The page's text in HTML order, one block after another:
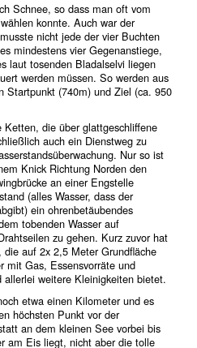
Schnee, so dass man oft vom
konnte. Auch war der
nicht jede der vier Buchten
mindestens vier Gegenanstiege,
laut tosenden Bladalselvi liegen
werden müssen. So werden aus
Startpunkt (740m) und Ziel (ca. 950
die über glattgeschliffene
auch ein Dienstweg zu
Nur so ist
Knick Richtung Norden den
an einer Engstelle
(alles Wasser, dass der
ein ohrenbetäubendes
tobenden Wasser auf
zu gehen. Kurz zuvor hat
auf 2x 2,5 Meter Grundfläche
mit Gas, Essensvorräte und
allerlei weitere Kleinigkeiten bietet.
etwa einen Kilometer und es
höchsten Punkt vor der
an dem kleinen See vorbei bis
am Eis liegt, nicht aber die tolle